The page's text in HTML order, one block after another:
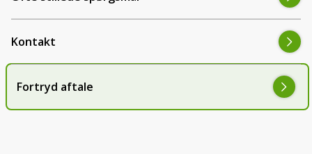
Kontakt
Fortryd aftale